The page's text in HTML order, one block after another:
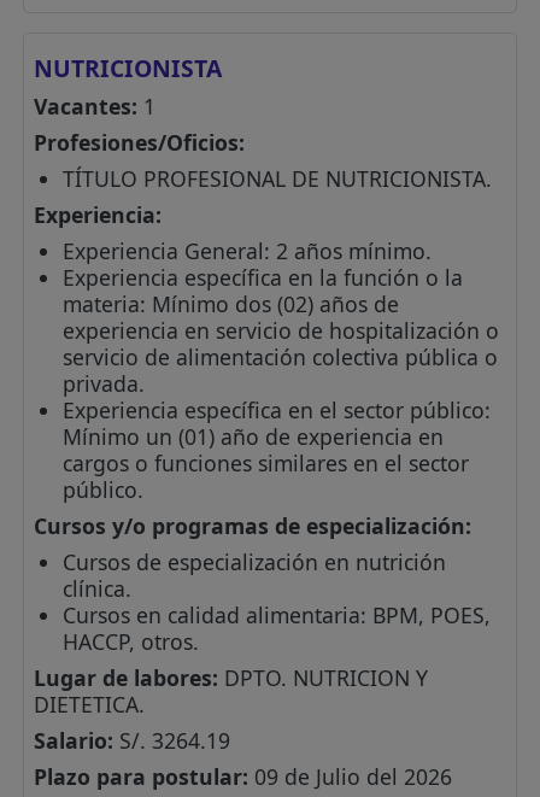
NUTRICIONISTA
Vacantes: 1
Profesiones/Oficios:
TÍTULO PROFESIONAL DE NUTRICIONISTA.
Experiencia:
Experiencia General: 2 años mínimo.
Experiencia específica en la función o la
materia: Mínimo dos (02) años de
experiencia en servicio de hospitalización o
servicio de alimentación colectiva pública o
privada.
Experiencia específica en el sector público:
Mínimo un (01) año de experiencia en
cargos o funciones similares en el sector
público.
Cursos y/o programas de especialización:
Cursos de especialización en nutrición
clínica.
Cursos en calidad alimentaria: BPM, POES,
HACCP, otros.
Lugar de labores: DPTO. NUTRICION Y
DIETETICA.
Salario: S/. 3264.19
Plazo para postular: 09 de Julio del 2026